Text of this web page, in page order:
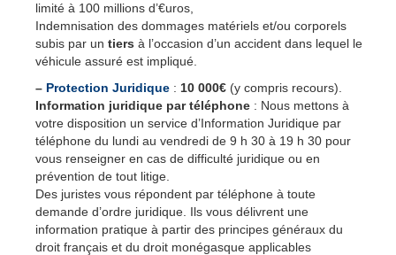
limité à 100 millions d’€uros,
Indemnisation des dommages matériels et/ou corporels
subis par un tiers à l’occasion d’un accident dans lequel le
véhicule assuré est impliqué.
– Protection Juridique : 10 000€ (y compris recours).
Information juridique par téléphone : Nous mettons à
votre disposition un service d’Information Juridique par
téléphone du lundi au vendredi de 9 h 30 à 19 h 30 pour
vous renseigner en cas de difficulté juridique ou en
prévention de tout litige.
Des juristes vous répondent par téléphone à toute
demande d’ordre juridique. Ils vous délivrent une
information pratique à partir des principes généraux du
droit français et du droit monégasque applicables